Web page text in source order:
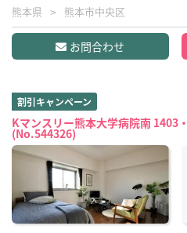
熊本県 熊本市中央区
お問合わせ
割引キャンペーン
Kマンスリー熊本大学病院南 1403
(No.544326)